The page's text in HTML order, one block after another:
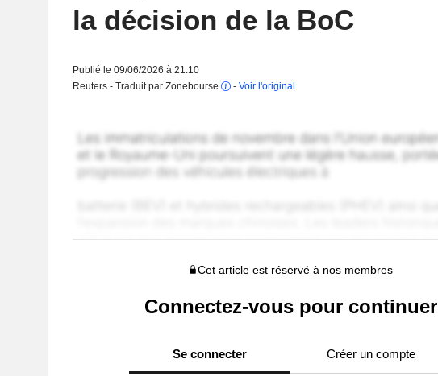
la décision de la BoC
Publié le 09/06/2026 à 21:10
Reuters - Traduit par Zonebourse
- Voir l'original
Cet article est réservé à nos membres
Connectez-vous pour continuer
Se connecter Créer un compte